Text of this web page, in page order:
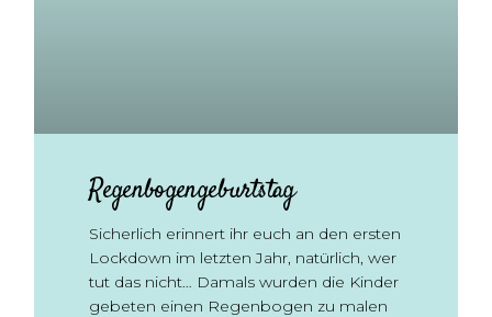
Regenbogengeburtstag
Sicherlich erinnert ihr euch an den ersten
Lockdown im letzten Jahr, natürlich, wer
tut das nicht… Damals wurden die Kinder
gebeten einen Regenbogen zu malen